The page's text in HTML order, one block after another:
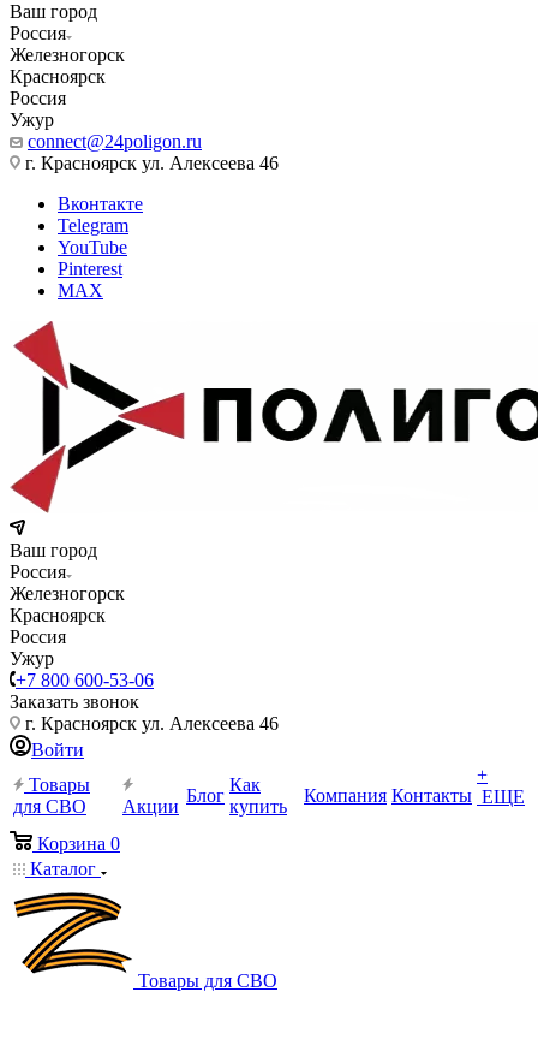
Ваш город
Россия
Железногорск
Красноярск
Россия
Ужур
connect@24poligon.ru
г. Красноярск ул. Алексеева 46
Вконтакте
Telegram
YouTube
Pinterest
MAX
Ваш город
Россия
Железногорск
Красноярск
Россия
Ужур
+7 800 600-53-06
Заказать звонок
г. Красноярск ул. Алексеева 46
Войти
Товары
для СВО
Акции
Блог
Как
купить
Компания Контакты
+
ЕЩЕ
Корзина 0
Каталог
Товары для СВО